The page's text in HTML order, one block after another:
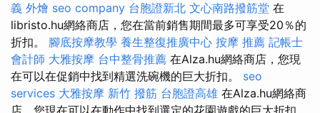
義 外燴 seo company 台胞證新北 文心南路撥筋堂 在
libristo.hu網絡商店，您在當前銷售期間最多可享受20％的
折扣。 腳底按摩教學 養生整復推廣中心 按摩 推薦 記帳士
會計師 大雅按摩 台中整骨推薦 在Alza.hu網絡商店，您現
在可以在促銷中找到精選洗碗機的巨大折扣。 seo
services 大雅按摩 新竹 撥筋 台胞證高雄 在Alza.hu網絡商
店，您現在可以在動作中找到選定的花園遊戲的巨大折扣。